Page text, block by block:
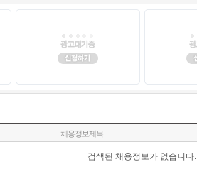
채용정보제목
검색된 채용정보가 없습니다.